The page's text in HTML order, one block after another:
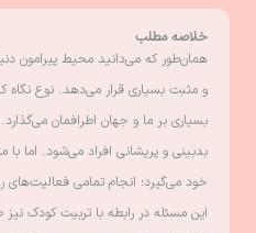
خلاصه مطلب
همان‌طور که می‌دانید محیط پیرامون
و مثبت بسیاری قرار می‌دهد. نوع نگاه
بسیاری بر ما و جهان اطرافمان
بدبینی و پریشانی افراد می‌شود. اما
خود می‌گیرد؛ انجام تمامی
این مسئله در رابطه با تربیت کودک